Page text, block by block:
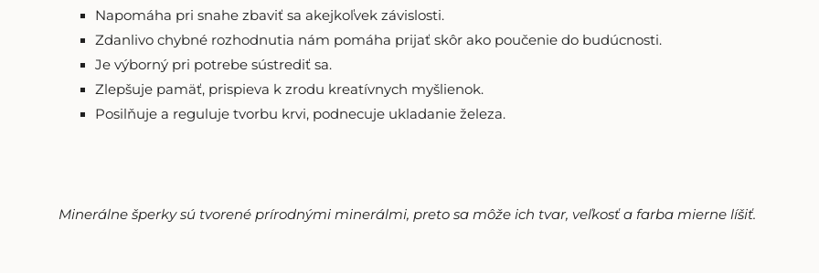
Napomáha pri snahe zbaviť sa akejkoľvek závislosti.
Zdanlivo chybné rozhodnutia nám pomáha prijať skôr ako poučenie do budúcnosti.
Je výborný pri potrebe sústrediť sa.
Zlepšuje pamäť, prispieva k zrodu kreatívnych myšlienok.
Posilňuje a reguluje tvorbu krvi, podnecuje ukladanie železa.
Minerálne šperky sú tvorené prírodnými minerálmi, preto sa môže ich tvar, veľkosť a farba mierne líšiť.